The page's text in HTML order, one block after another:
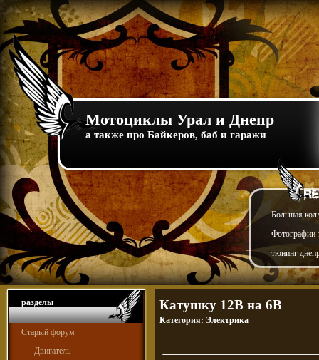
Мотоциклы Урал и Днепр
а также про Байкеров, баб и гаражи
Большая
Фотографии
тюнинг
разделы
Старый форум
Двигатель
Катушку 12В на 6В
Категория: Электрика